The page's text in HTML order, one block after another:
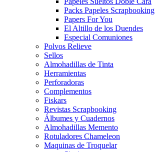
Packs Papeles Scrapbooking
Papers For You
El Altillo de los Duendes
Especial Comuniones
Polvos Relieve
Sellos
Almohadillas de Tinta
Herramientas
Perforadoras
Complementos
Fiskars
Revistas Scrapbooking
Álbumes y Cuadernos
Almohadillas Memento
Rotuladores Chameleon
Maquinas de Troquelar